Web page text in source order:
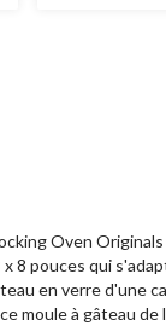
Oven
8 pouces qui
en verre
moule à gâteau